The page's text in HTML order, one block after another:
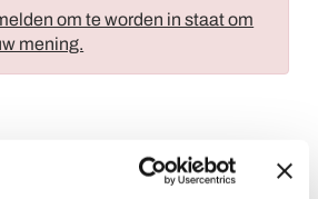
om te worden in staat om
mening.